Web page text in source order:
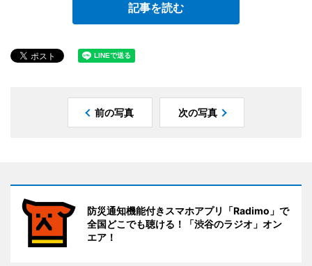
記事を読む
前の写真 次の写真
防災通知機能付きスマホアプリ「Radimo」で
全国どこでも聴ける！「渋谷のラジオ」オン
エア！